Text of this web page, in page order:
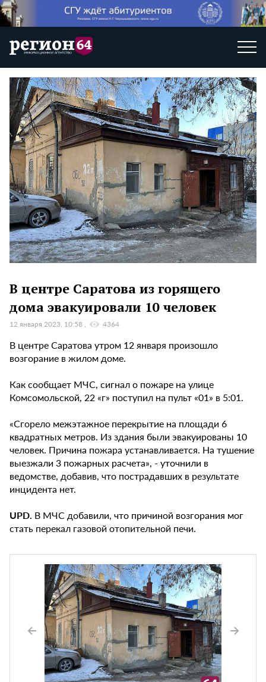
В центре Саратова из горящего
дома эвакуировали 10 человек
12 января 2023, 10:58 4364
В центре Саратова утром 12 января произошло
возгорание в жилом доме.
Как сообщает МЧС, сигнал о пожаре на улице
Комсомольской, 22 «г» поступил на пульт «01» в 5:01.
«Сгорело межэтажное перекрытие на площади 6
квадратных метров. Из здания были эвакуированы 10
человек. Причина пожара устанавливается. На тушение
выезжали 3 пожарных расчета», - уточнили в
ведомстве, добавив, что пострадавших в результате
инцидента нет.
UPD. В МЧС добавили, что причиной возгорания мог
стать перекал газовой отопительной печи.